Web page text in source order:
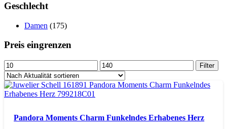
Geschlecht
Damen (175)
Preis eingrenzen
Min.
Preis
Max.
Preis
Filter
Pandora Moments Charm Funkelndes Erhabenes Herz